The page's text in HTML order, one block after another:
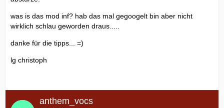
was is das mod inf? hab das mal gegoogelt bin aber nicht
wirklich schlau geworden draus.....
danke für die tipps... =)
lg christoph
anthem_vocs